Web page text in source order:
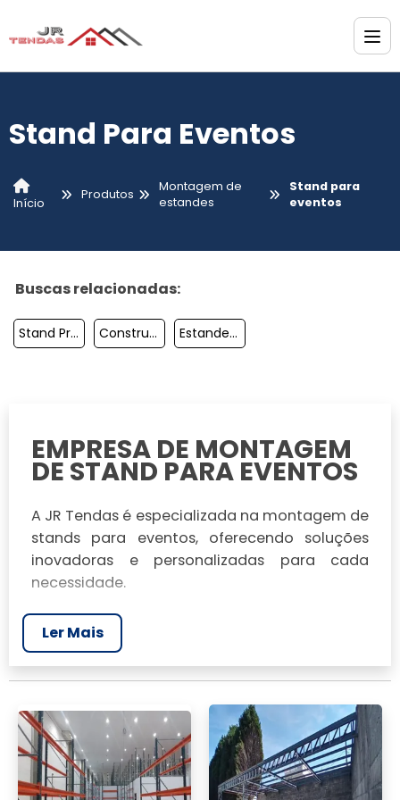
Stand Para Eventos
Início
Produtos
Montagem de
estandes
Stand para
eventos
Buscas relacionadas:
Stand Promocional Preço Construção De Stands Estande De Eventos
EMPRESA DE MONTAGEM
DE STAND PARA EVENTOS
A JR Tendas é especializada na montagem de
stands para eventos, oferecendo soluções
inovadoras e personalizadas para cada
necessidade.
Especialização em Stands de Feiras
Nossa equipe é altamente qualificada para
criar stands que chamam a atenção em
feiras. Utilizamos adesivos, banners e faixas
para garantir visibilidade e impacto.
Soluções Personalizadas em
Estruturas Metálicas
Ler Mais